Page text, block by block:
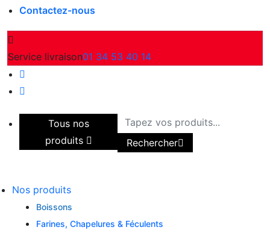
Contactez-nous
Service livraison01 34 53 40 14
Tous nos
produits
Rechercher
Nos produits
Boissons
Farines, Chapelures & Féculents